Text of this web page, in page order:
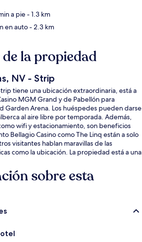
a pie- 1.3 km
en auto- 2.3 km
la propiedad
NV - Strip
tiene una ubicación extraordinaria, está a
MGM Grand y de Pabellón para
Garden Arena. Los huéspedes pueden darse
al aire libre por temporada. Además,
wifi y estacionamiento, son beneficios
Bellagio Casino como The Linq están a solo
visitantes hablan maravillas de las
como la ubicación. La propiedad está a una
Grand está a 7 minutos.
sobre esta